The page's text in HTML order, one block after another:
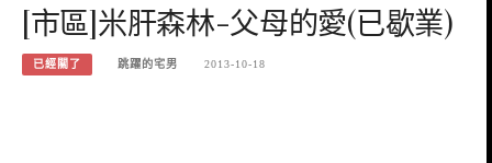
[市區]米肝森林-父母的愛(已歇業)
已經關了 跳躍的宅男 2013-10-18